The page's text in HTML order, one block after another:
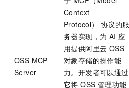
OSS MCP
Server
Context
Protocol） 协议的服
务器实现，为 AI 应
用提供阿里云 OSS
对象存储的操作能
力。开发者可以通过
它将 OSS 管理功能